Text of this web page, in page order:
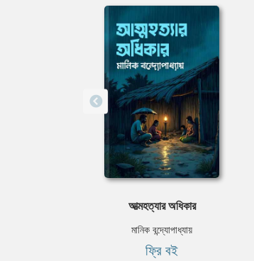
আত্মহত্যার অধিকার
মানিক বন্দ্যোপাধ্যায়
ফ্রি বই